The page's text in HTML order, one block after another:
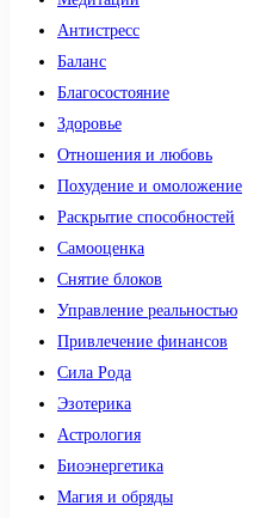
Антистресс
Баланс
Благосостояние
Здоровье
Отношения и любовь
Похудение и омоложение
Раскрытие способностей
Самооценка
Снятие блоков
Управление реальностью
Привлечение финансов
Сила Рода
Эзотерика
Астрология
Биоэнергетика
Магия и обряды